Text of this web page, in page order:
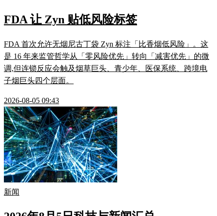
FDA 让 Zyn 贴低风险标签
FDA 首次允许无烟尼古丁袋 Zyn 标注「比香烟低风险」。这
是 16 年来监管哲学从「零风险优先」转向「减害优先」的微
调,但连锁反应会触及烟草巨头、青少年、医保系统、跨境电
子烟巨头四个层面。
2026-08-05 09:43
新闻